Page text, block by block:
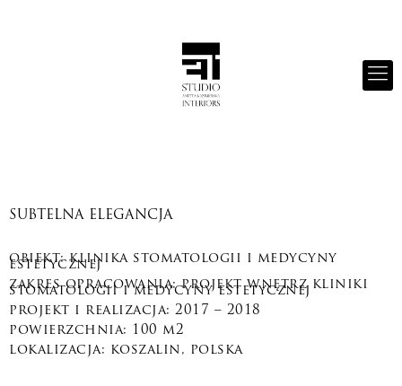
SUBTELNA ELEGANCJA
obiekt: klinika stomatologii i medycyny
estetycznej
zakres opracowania: projekt wnętrz kliniki
stomatologii i medycyny estetycznej
projekt i realizacja: 2017 – 2018
powierzchnia: 100 m2
lokalizacja: koszalin, polska